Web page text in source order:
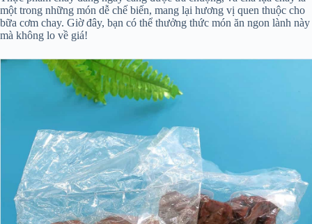
một trong những món dễ chế biến, mang lại hương vị quen thuộc cho
bữa cơm chay. Giờ đây, bạn có thể thưởng thức món ăn ngon lành này
mà không lo về giá!